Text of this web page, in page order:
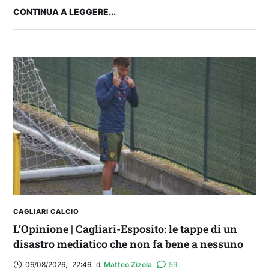
Balliana: “Firmare con la Bora è come andare al
Real Madrid. Ora obiettivo Lunigiana”
CONTINUA A LEGGERE...
CAGLIARI CALCIO
L’Opinione | Cagliari-Esposito: le tappe di un
disastro mediatico che non fa bene a nessuno
06/08/2026, 22:46 di Matteo Zizola 59